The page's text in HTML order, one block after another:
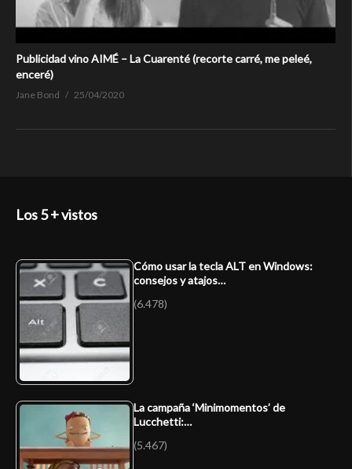
Publicidad vino AIMÉ – La Cuarenté (recorte carré, me peleé,
enceré)
Jane Bond 25/04/2020
Los 5 + vistos
Cómo usar la tecla ALT en Windows:
consejos y atajos…
(6.478)
La campaña ‘Minimomentos’ de
Lucchetti:…
(5.467)